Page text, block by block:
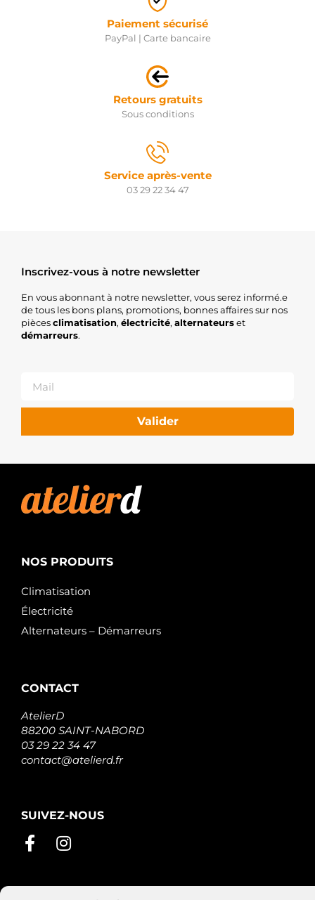
Paiement sécurisé
PayPal | Carte bancaire
Retours gratuits
Sous conditions
Service après-vente
03 29 22 34 47
Inscrivez-vous à notre newsletter
En vous abonnant à notre newsletter, vous serez informé.e
de tous les bons plans, promotions, bonnes affaires sur nos
piècesclimatisation, électricité, alternateurset
démarreurs.
Valider
NOS PRODUITS
Climatisation
Électricité
Alternateurs – Démarreurs
CONTACT
AtelierD
88200 SAINT-NABORD
03 29 22 34 47
contact@atelierd.fr
SUIVEZ-NOUS